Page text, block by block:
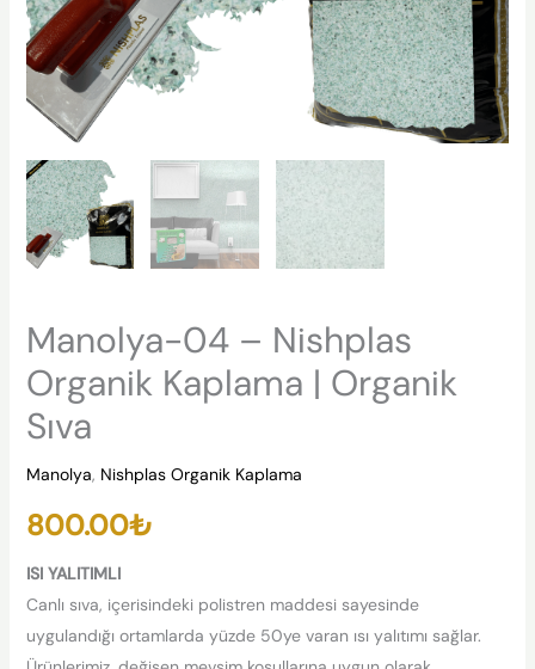
Manolya-04 – Nishplas
Organik Kaplama | Organik
Sıva
Manolya, Nishplas Organik Kaplama
800.00₺
ISI YALITIMLI
Canlı sıva, içerisindeki polistren maddesi sayesinde
uygulandığı ortamlarda yüzde 50ye varan ısı yalıtımı sağlar.